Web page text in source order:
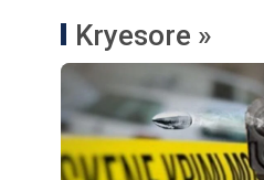
Kryesore »